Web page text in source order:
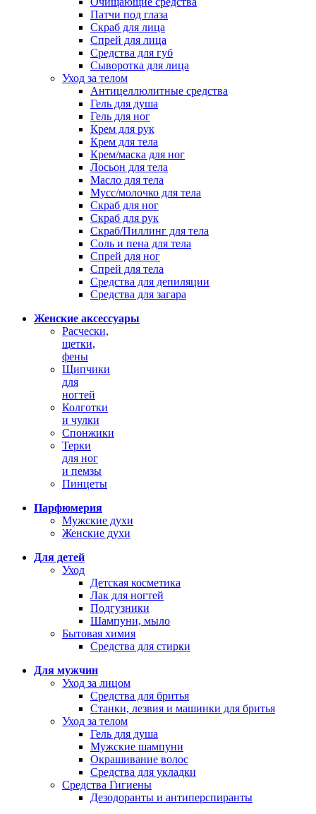
Патчи под глаза
Скраб для лица
Спрей для лица
Средства для губ
Сыворотка для лица
Уход за телом
Антицеллюлитные средства
Гель для душа
Гель для ног
Крем для рук
Крем для тела
Крем/маска для ног
Лосьон для тела
Масло для тела
Мусс/молочко для тела
Скраб для ног
Скраб для рук
Скраб/Пиллинг для тела
Соль и пена для тела
Спрей для ног
Спрей для тела
Средства для депиляции
Средства для загара
Женские аксессуары
Расчески,
щетки,
фены
Щипчики
для
ногтей
Колготки
и чулки
Спонжики
Терки
для ног
и пемзы
Пинцеты
Парфюмерия
Мужские духи
Женские духи
Для детей
Уход
Детская косметика
Лак для ногтей
Подгузники
Шампуни, мыло
Бытовая химия
Средства для стирки
Для мужчин
Уход за лицом
Средства для бритья
Станки, лезвия и машинки для бритья
Уход за телом
Гель для душа
Мужские шампуни
Окрашивание волос
Средства для укладки
Средства Гигиены
Дезодоранты и антиперспиранты